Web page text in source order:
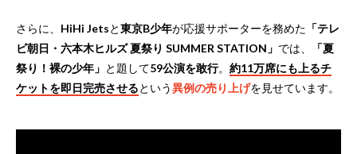
さらに、 HiHi Jetsと東京B少年が応援サポーターを務めた 「テレ
ビ朝日・六本木ヒルズ 夏祭り SUMMER STATION」 では、
「夏
祭り！裸の少年」 と題して59公演を敢行。 約11万席にも上るチ
ケットを即日完売させるという異例の売り上げを見せています。